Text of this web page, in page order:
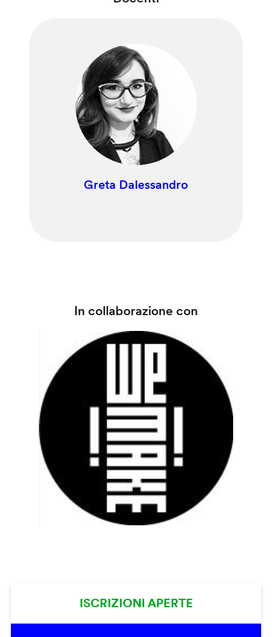
Greta Dalessandro
In collaborazione con
ISCRIZIONI APERTE